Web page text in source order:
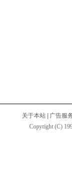
关于本站
广告服
Copyright (C)